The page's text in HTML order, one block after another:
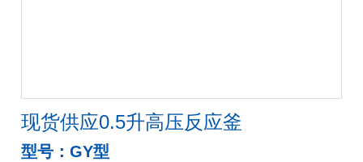
现货供应0.5升高压反应釜
型号：GY型